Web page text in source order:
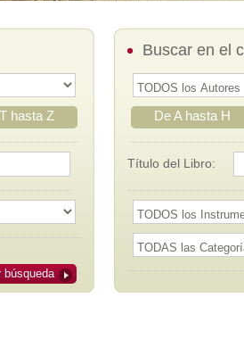
hasta Z
búsqueda
Buscar en el
De A hasta H
Título del Libro: